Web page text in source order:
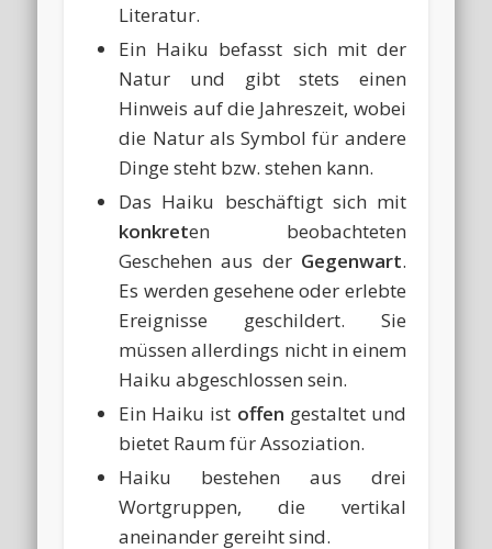
Literatur.
Ein Haiku befasst sich mit der
Natur und gibt stets einen
Hinweis auf die Jahreszeit, wobei
die Natur als Symbol für andere
Dinge steht bzw. stehen kann.
Das Haiku beschäftigt sich mit
konkreten beobachteten
Geschehen aus der Gegenwart.
Es werden gesehene oder erlebte
Ereignisse geschildert. Sie
müssen allerdings nicht in einem
Haiku abgeschlossen sein.
Ein Haiku ist offen gestaltet und
bietet Raum für Assoziation.
Haiku bestehen aus drei
Wortgruppen, die vertikal
aneinander gereiht sind.